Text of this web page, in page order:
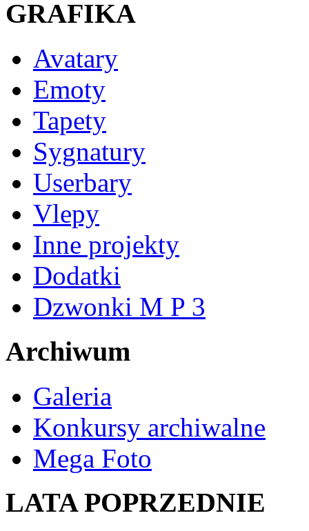
GRAFIKA
Avatary
Emoty
Tapety
Sygnatury
Userbary
Vlepy
Inne projekty
Dodatki
Dzwonki M P 3
Archiwum
Galeria
Konkursy archiwalne
Mega Foto
LATA POPRZEDNIE